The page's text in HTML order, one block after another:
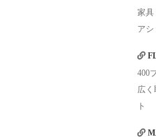
家具
ア
400
広
ト